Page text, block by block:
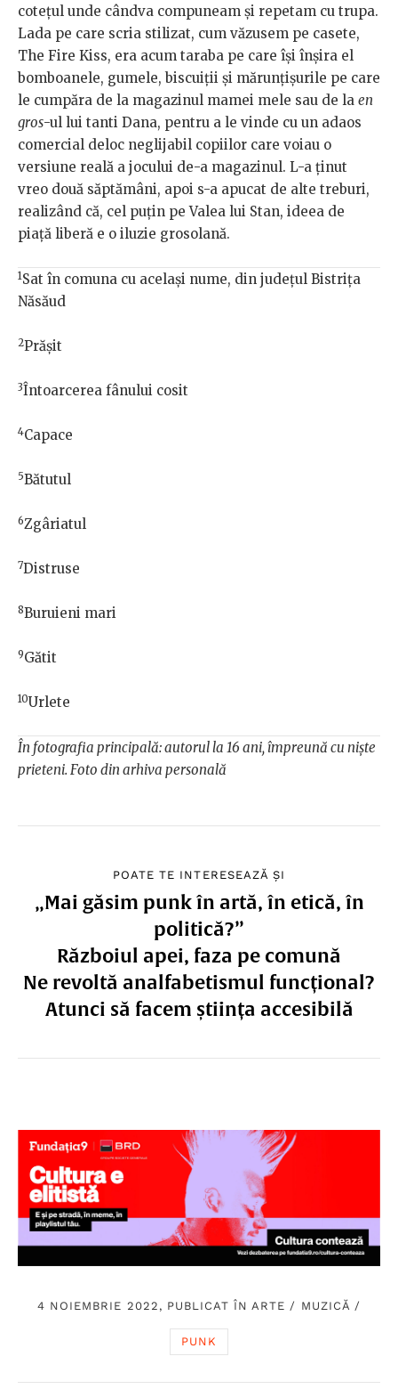
cotețul unde cândva compuneam și repetam cu trupa.
Lada pe care scria stilizat, cum văzusem pe casete,
The Fire Kiss, era acum taraba pe care își înșira el
bomboanele, gumele, biscuiții și mărunțișurile pe care
le cumpăra de la magazinul mamei mele sau de la en
gros-ul lui tanti Dana, pentru a le vinde cu un adaos
comercial deloc neglijabil copiilor care voiau o
versiune reală a jocului de-a magazinul. L-a ținut
vreo două săptămâni, apoi s-a apucat de alte treburi,
realizând că, cel puțin pe Valea lui Stan, ideea de
piață liberă e o iluzie grosolană.
1 Sat în comuna cu același nume, din județul Bistrița
Năsăud
2Prășit
3Întoarcerea fânului cosit
4Capace
5Bătutul
6Zgâriatul
7Distruse
8Buruieni mari
9Gătit
10Urlete
În fotografia principală: autorul la 16 ani, împreună cu niște
prieteni. Foto din arhiva personală
POATE TE INTERESEAZĂ ȘI
„Mai găsim punk în artă, în etică, în
politică?”
Războiul apei, faza pe comună
Ne revoltă analfabetismul funcțional?
Atunci să facem știința accesibilă
4 NOIEMBRIE 2022, PUBLICAT ÎNARTE / MUZICĂ /
PUNK